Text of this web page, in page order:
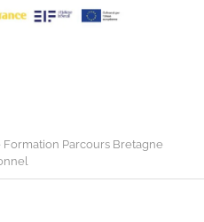
Formation Parcours Bretagne